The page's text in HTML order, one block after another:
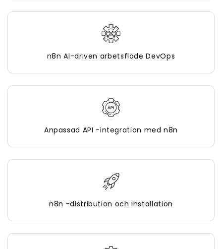
n8n AI-driven arbetsflöde DevOps
Anpassad API -integration med n8n
n8n -distribution och installation